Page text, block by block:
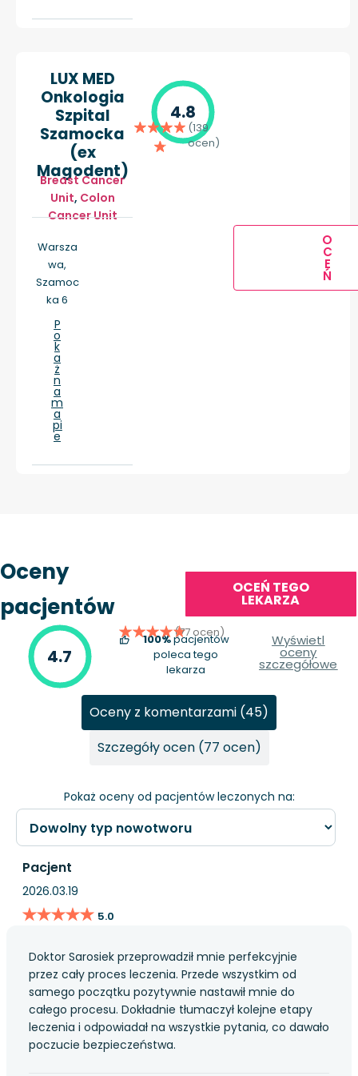
LUX MED
Onkologia
Szpital
Szamocka
(ex
Magodent)
Breast Cancer
Unit, Colon
Cancer Unit
Warsza
wa,
Szamoc
ka 6
P
o
k
a
ż
n
a
m
a
pi
e
4.8
(139
ocen)
O
C
E
Ń
Oceny
pacjentów
OCEŃ TEGO
LEKARZA
4.7
(77 ocen)
100%pacjentów
poleca tego
lekarza
Wyświetl
oceny
szczegółowe
Pokaż oceny od pacjentów leczonych na:
Oceny z komentarzami (45)
Szczegóły ocen (77 ocen)
Pacjent
2026.03.19
★★★★★
★★★★★ 5.0
Doktor Sarosiek przeprowadził mnie perfekcyjnie
przez cały proces leczenia. Przede wszystkim od
samego początku pozytywnie nastawił mnie do
całego procesu. Dokładnie tłumaczył kolejne etapy
leczenia i odpowiadał na wszystkie pytania, co dawało
poczucie bezpieczeństwa.